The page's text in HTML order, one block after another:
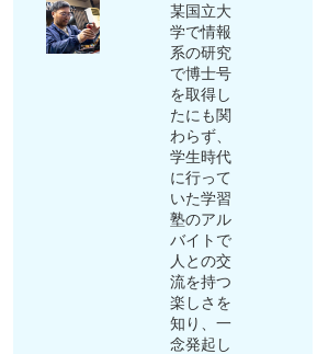
某国立大
学で情報
系の研究
で博士号
を取得し
たにも関
わらず、
学生時代
に行って
いた学習
塾のアル
バイトで
人との交
流を持つ
楽しさを
知り、一
念発起し